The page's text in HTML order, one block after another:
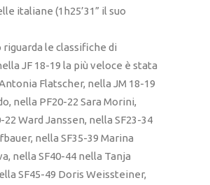
italiane (1h25’31” il suo
riguarda le classifiche di
JF 18-19 la più veloce è stata
Flatscher, nella JM 18-19
nella PF20-22 Sara Morini,
22 Ward Janssen, nella SF23-34
nella SF35-39 Marina
nella SF40-44 nella Tanja
SF45-49 Doris Weissteiner,